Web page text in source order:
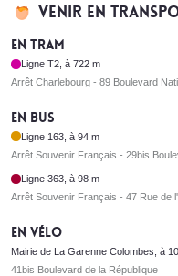
Venir en
En tram
Ligne T2, à 722 m
Arrêt Charlebourg - 89 Boulevard
En bus
Ligne 163, à 94 m
Arrêt Souvenir Français - 29bis
Ligne 363, à 98 m
Arrêt Souvenir Français - 47 Rue de
En vélo
Mairie de La Garenne Colombes, à
41bis Boulevard de la République